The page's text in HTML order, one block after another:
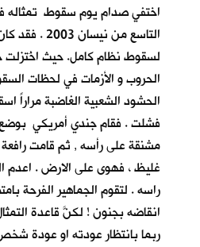
اختفي صدام يوم سقوط
التاسع من
لسقوط نظام كامل. حيث
الحروب و الأزمات في لحظات
الحشود الشعبية الغاضبة مراراً
فشلت . فقام جندي أمريكي
مشنقة على رأسه , ثم قامت
غليظ ، فهوى على الارض . اعدم
راسه . لتقوم الجماهير الفرحة
انقاضه بجنون ! لكنَّ قاعدة
ربما بانتظار عودته او عودة